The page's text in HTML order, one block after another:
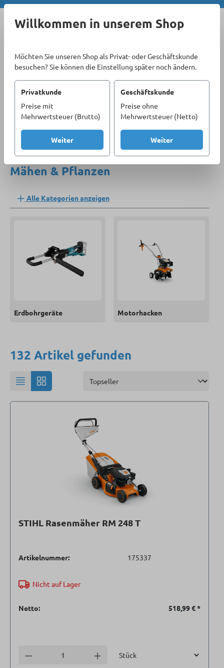
Zum Hauptinhalt springen
Willkommen in unserem Shop
Möchten Sie unseren Shop als Privat- oder Geschäftskunde
besuchen? Sie können die Einstellung später noch ändern.
Privatkunde
Preise mit
Mehrwertsteuer (Brutto)
Weiter
Geschäftskunde
Preise ohne
Mehrwertsteuer (Netto)
Weiter
Sortiment Mähen & Pflanzen
Produkte filtern
Mähen & Pflanzen
Alle Kategorien anzeigen
Erdbohrgeräte Motorhacken
132 Artikel gefunden
STIHL Rasenmäher RM 248 T
Artikelnummer: 175337
Nicht auf Lager
Netto: 518,99 €*
Anzahl verringern Anzahl erhöhen